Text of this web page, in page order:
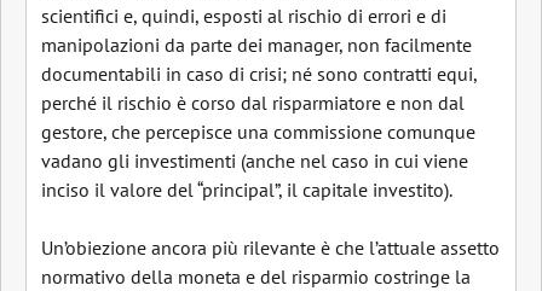
scientifici e, quindi, esposti al rischio di errori e di
manipolazioni da parte dei manager, non facilmente
documentabili in caso di crisi; né sono contratti equi,
perché il rischio è corso dal risparmiatore e non dal
gestore, che percepisce una commissione comunque
vadano gli investimenti (anche nel caso in cui viene
inciso il valore del “principal”, il capitale investito).
Un’obiezione ancora più rilevante è che l’attuale assetto
normativo della moneta e del risparmio costringe la